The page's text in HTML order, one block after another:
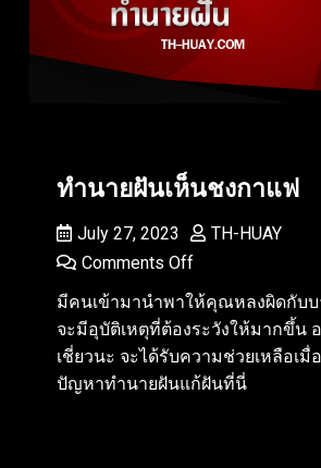
ทำนายฝันเห็นชงกาแฟ
July 27, 2023
TH-HUAY
Comments Off
มีคนเข้ามานำพาให้คุณหลงผิดกับบ
จะมีอุบัติเหตุที่ต้องระวังให้มากขึ้น
เชี่ยวนะ จะได้รับความช่วยเหลือเมื่
ปัญหาทำนายฝันแก้ฝันที่นี่